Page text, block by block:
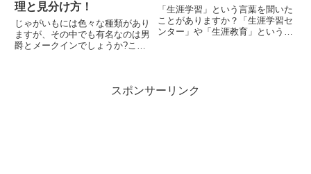
理と見分け方！
じゃがいもには色々な種類があり
ますが、その中でも有名なのは男
爵とメークインでしょうか?この
しょうか?それとも食べるのが好
「生涯学習」という言葉を聞いた
ことがありますか？「生涯学習セ
ンター」や「生涯教育」という言
ところで使われているんですよ
ね...
スポンサーリンク